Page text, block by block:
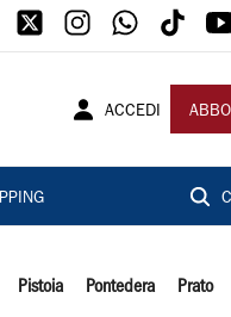
ACCEDI
Pistoia Pontedera Prato